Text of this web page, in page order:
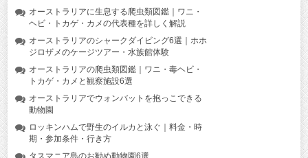
オーストラリアに生息する爬虫類図鑑｜ワニ・
ヘビ・トカゲ・カメの代表種を詳しく解説
オーストラリアのシャークダイビング6選｜ホホ
ジロザメのケージツアー・水族館体験
オーストラリアの爬虫類図鑑｜ワニ・毒ヘビ・
トカゲ・カメと観察施設6選
オーストラリアでウォンバットを抱っこできる
動物園
ロッキンハムで野生のイルカと泳ぐ｜料金・時
期・参加条件・行き方